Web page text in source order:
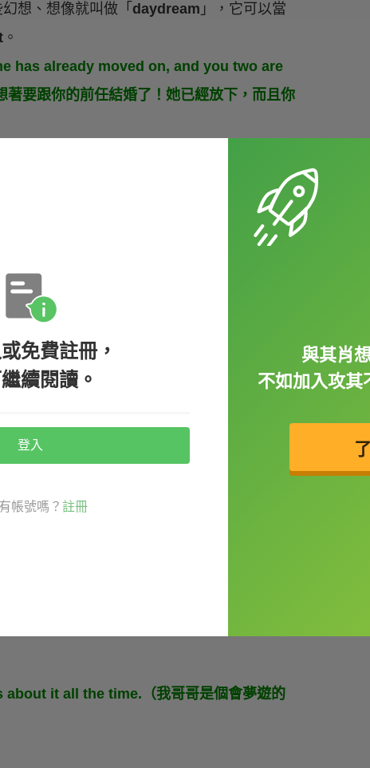
想、想像就叫做「 daydream 」，它可以當
。
has already moved on, and you two are
要跟你的前任結婚了！她已經放下，而且你
that I actually made it!（我以前就常做
！）
I can't remember the details, I was
夢真的很恐怖。雖然我記不起來細節，但
it all the time.（我哥哥是個會夢遊的
免費註冊，
續閱讀。
登入
帳號嗎？ 註冊
與其肖
不如加入攻其